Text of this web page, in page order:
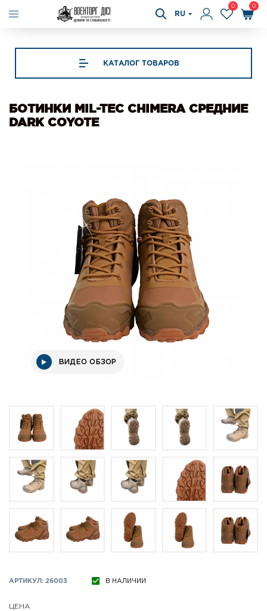
RU
0 0
КАТАЛОГ ТОВАРОВ
БОТИНКИ MIL-TEC CHIMERA СРЕДНИЕ
DARK COYOTE
ВИДЕО ОБЗОР
АРТИКУЛ: 26003 В НАЛИЧИИ
ЦЕНА